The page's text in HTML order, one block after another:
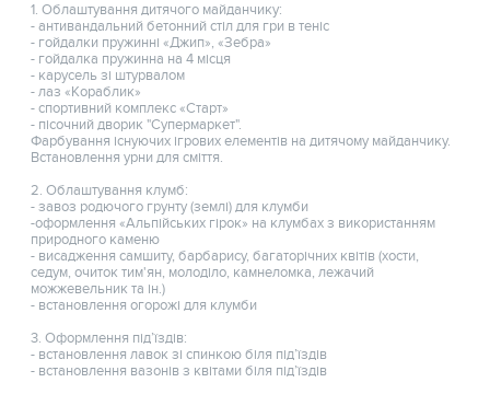
1. Облаштування дитячого майданчику:
- антивандальний бетонний стіл для гри в теніс
- гойдалки пружинні «Джип», «Зебра»
- гойдалка пружинна на 4 місця
- карусель зі штурвалом
- лаз «Кораблик»
- спортивний комплекс «Старт»
- пісочний дворик "Супермаркет".
Фарбування існуючих ігрових елементів на дитячому майданчику.
Встановлення урни для сміття.
2. Облаштування клумб:
- завоз родючого грунту (землі) для клумби
-оформлення «Альпійських гірок» на клумбах з використанням
природного каменю
- висадження самшиту, барбарису, багаторічних квітів (хости,
седум, очиток тим'ян, молоділо, камнеломка, лежачий
можжевельник та ін.)
- встановлення огорожі для клумби
3. Оформлення під’їздів:
- встановлення лавок зі спинкою біля під’їздів
- встановлення вазонів з квітами біля під’їздів